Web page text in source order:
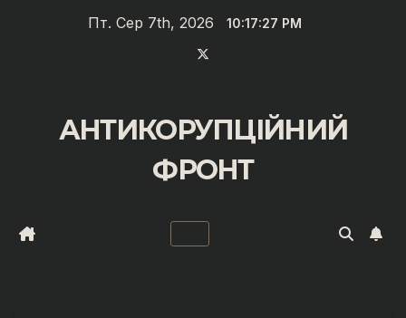
Пт. Сер 7th, 2026 10:17:27 PM
АНТИКОРУПЦІЙНИЙ
ФРОНТ